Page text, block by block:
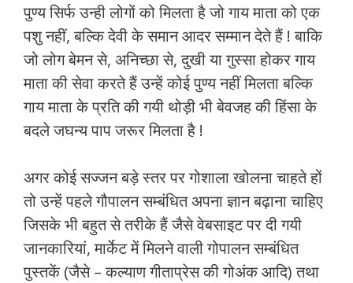
पुण्य सिर्फ उन्ही लोगों को मिलता है जो गाय माता को एक
पशु नहीं, बल्कि देवी के समान आदर सम्मान देते हैं ! बाकि
जो लोग बेमन से, अनिच्छा से, दुखी या गुस्सा होकर गाय
माता की सेवा करते हैं उन्हें कोई पुण्य नहीं मिलता बल्कि
गाय माता के प्रति की गयी थोड़ी भी बेवजह की हिंसा के
बदले जघन्य पाप जरूर मिलता है !
अगर कोई सज्जन बड़े स्तर पर गोशाला खोलना चाहते हों
तो उन्हें पहले गौपालन सम्बंधित अपना ज्ञान बढ़ाना चाहिए
जिसके भी बहुत से तरीके हैं जैसे वेबसाइट पर दी गयी
जानकारियां, मार्केट में मिलने वाली गोपालन सम्बंधित
पुस्तकें (जैसे – कल्याण गीताप्रेस की गोअंक आदि) तथा